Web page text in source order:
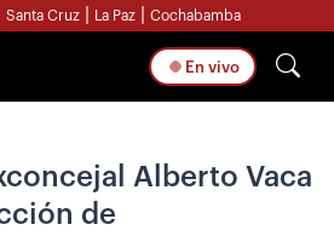
Santa Cruz La Paz Cochabamba
En vivo
Alberto Vaca
de